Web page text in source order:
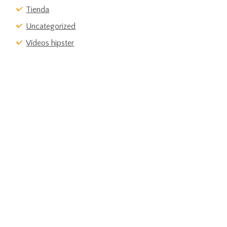
Tienda
Uncategorized
Vídeos hipster